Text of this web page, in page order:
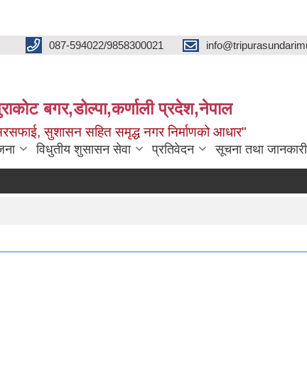
087-594022/9858300021
बगर,डोल्पा,कर्णाली प्रदेश,नेपाल
सुशासन सहित समृद्ध नगर निर्माणको आधार"
विधुतीय शुसासन सेवा प्रतिवेदन सूचना तथा जानकारी